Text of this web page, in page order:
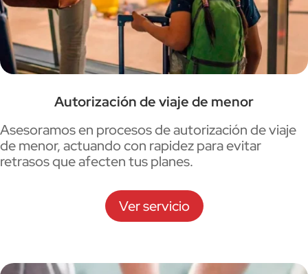
Autorización de viaje de menor
Asesoramos en procesos de autorización de viaje
de menor, actuando con rapidez para evitar
retrasos que afecten tus planes.
Ver servicio